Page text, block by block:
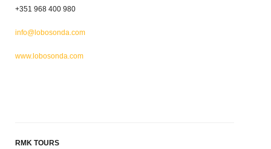
+351 968 400 980
info@lobosonda.com
www.lobosonda.com
RMK TOURS